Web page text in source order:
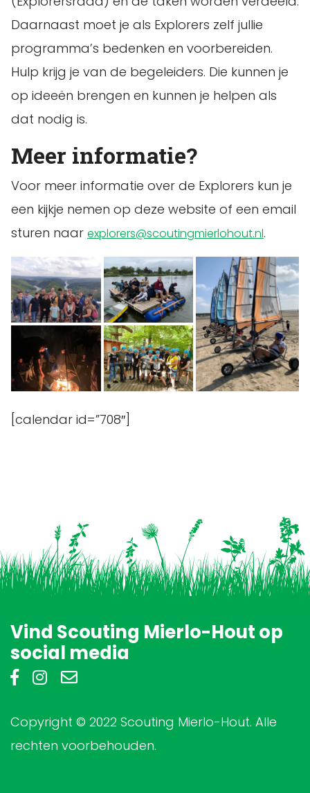
Daarnaast moet je als Explorers zelf jullie
programma’s bedenken en voorbereiden.
Hulp krijg je van de begeleiders. Die kunnen je
op ideeën brengen en kunnen je helpen als
dat nodig is.
Meer informatie?
Voor meer informatie over de Explorers kun je
een kijkje nemen op deze website of een email
sturen naar explorers@scoutingmierlohout.nl.
[calendar id=”708″]
Vind Scouting Mierlo-Hout op
social media
Copyright © 2022 Scouting Mierlo-Hout. Alle
rechten voorbehouden.